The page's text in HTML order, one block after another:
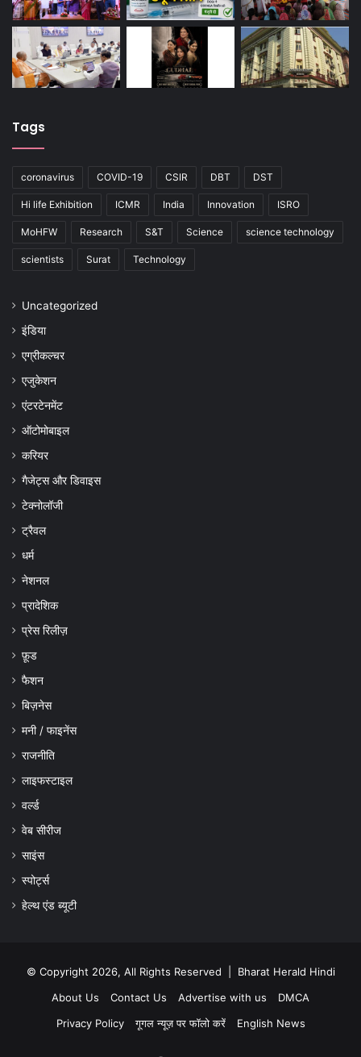
Tags
coronavirus COVID-19 CSIR DBT DST
Hi life Exhibition ICMR India Innovation ISRO
MoHFW Research S&T Science science technology
scientists Surat Technology
Uncategorized
इंडिया
एग्रीकल्चर
एजुकेशन
एंटरटेनमेंट
ऑटोमोबाइल
करियर
गैजेट्स और डिवाइस
टेक्नोलॉजी
ट्रैवल
धर्म
नेशनल
प्रादेशिक
प्रेस रिलीज़
फ़ूड
फैशन
बिज़नेस
मनी / फाइनेंस
राजनीति
लाइफस्टाइल
वर्ल्ड
वेब सीरीज
साइंस
स्पोर्ट्स
हेल्थ एंड ब्यूटी
© Copyright 2026, All Rights Reserved | Bharat Herald Hindi
About Us
Contact Us Advertise with us
DMCA
Privacy Policy
गूगल न्यूज़ पर फॉलो करें English News